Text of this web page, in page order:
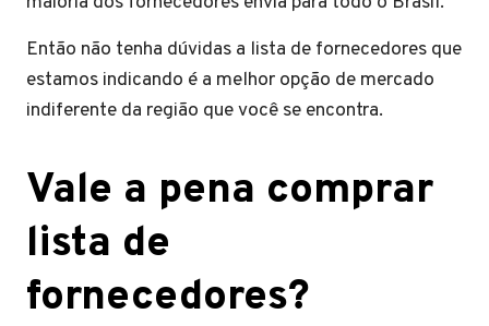
Então não tenha dúvidas a lista de fornecedores que
estamos indicando é a melhor opção de mercado
indiferente da região que você se encontra.
Vale a pena comprar
lista de
fornecedores?